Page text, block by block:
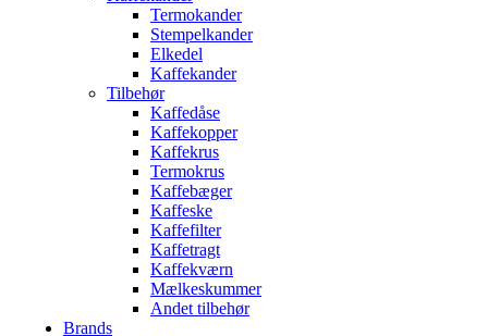
Termokander
Stempelkander
Elkedel
Kaffekander
Tilbehør
Kaffedåse
Kaffekopper
Kaffekrus
Termokrus
Kaffebæger
Kaffeske
Kaffefilter
Kaffetragt
Kaffekværn
Mælkeskummer
Andet tilbehør
Brands